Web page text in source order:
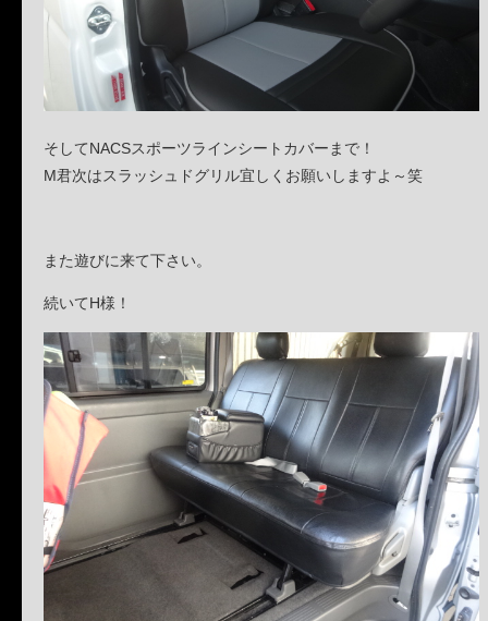
そしてNACSスポーツラインシートカバーまで！
M君次はスラッシュドグリル宜しくお願いしますよ～笑
また遊びに来て下さい。
続いてH様！